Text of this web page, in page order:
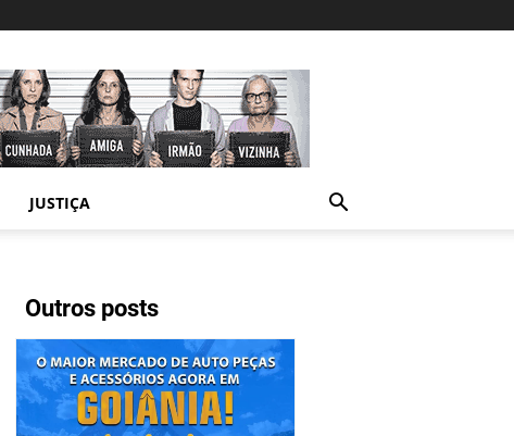
JUSTIÇA
Outros posts